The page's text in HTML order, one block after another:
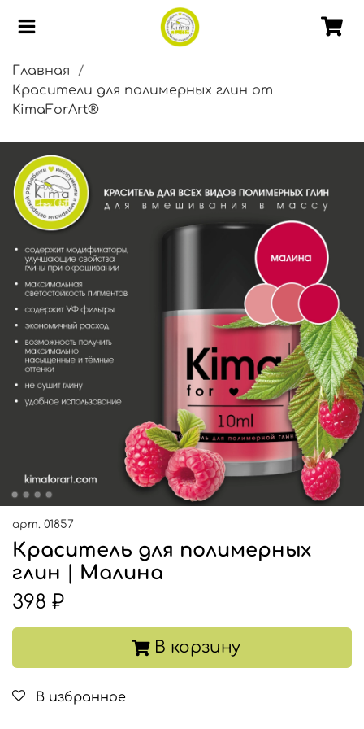
Главная
Красители для полимерных глин от
KimaForArt®
арт. 01857
Краситель для полимерных
глин | Малина
398 ₽
В корзину
В избранное